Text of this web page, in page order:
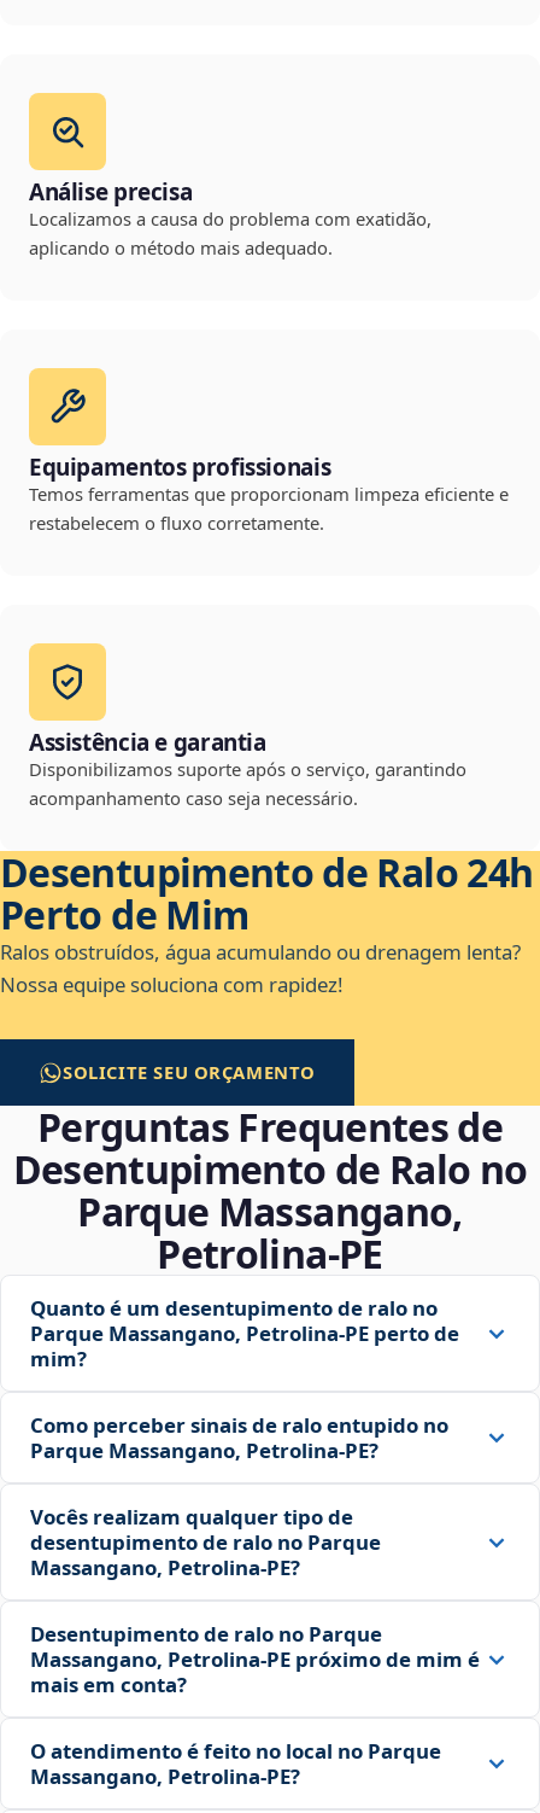
Análise precisa
Localizamos a causa do problema com exatidão,
aplicando o método mais adequado.
Equipamentos profissionais
Temos ferramentas que proporcionam limpeza eficiente e
restabelecem o fluxo corretamente.
Assistência e garantia
Disponibilizamos suporte após o serviço, garantindo
acompanhamento caso seja necessário.
Desentupimento de Ralo 24h
Perto de Mim
Ralos obstruídos, água acumulando ou drenagem lenta?
Nossa equipe soluciona com rapidez!
SOLICITE SEU ORÇAMENTO
Perguntas Frequentes de
Desentupimento de Ralo no
Parque Massangano,
Petrolina‑PE
Quanto é um desentupimento de ralo no
Parque Massangano, Petrolina‑PE perto de
mim?
Como perceber sinais de ralo entupido no
Parque Massangano, Petrolina‑PE?
Vocês realizam qualquer tipo de
desentupimento de ralo no Parque
Massangano, Petrolina‑PE?
Desentupimento de ralo no Parque
Massangano, Petrolina‑PE próximo de mim é
mais em conta?
O atendimento é feito no local no Parque
Massangano, Petrolina‑PE?